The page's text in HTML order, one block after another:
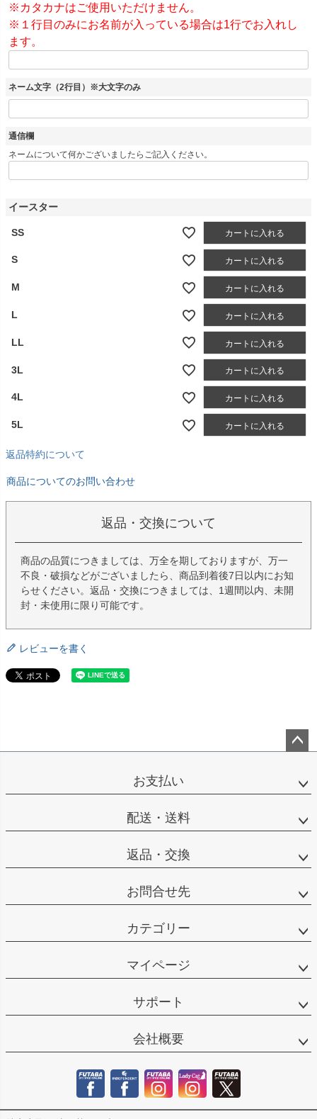
※カタカナはご使用いただけません。
※１行目のみにお名前が入っている場合は1行でお入れし
ます。
ネーム文字（2行目）※大文字のみ
通信欄
ネームについて何かございましたらご記入ください。
イースター
SS カートに入れる
S カートに入れる
M カートに入れる
L カートに入れる
LL カートに入れる
3L カートに入れる
4L カートに入れる
5L カートに入れる
返品特約について
商品についてのお問い合わせ
返品・交換について
商品の品質につきましては、万全を期しておりますが、万一
不良・破損などがございましたら、商品到着後7日以内にお知
らせください。返品・交換につきましては、1週間以内、未開
封・未使用に限り可能です。
レビューを書く
ップ
お支払い
配送・送料
返品・交換
お問合せ先
カテゴリー
マイページ
サポート
会社概要